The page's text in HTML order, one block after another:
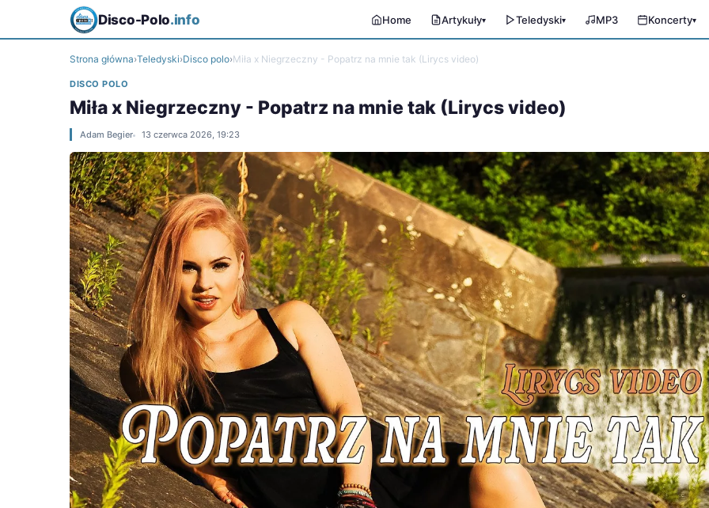
Disco-Polo.info Home Artykuły▾ Teledyski▾ MP3 Koncerty▾
Strona główna›Teledyski›Disco polo›Miła x Niegrzeczny - Popatrz na mnie tak (Lirycs video)
DISCO POLO
Miła x Niegrzeczny - Popatrz na mnie tak (Lirycs video)
Adam Begier 13 czerwca 2026, 19:23